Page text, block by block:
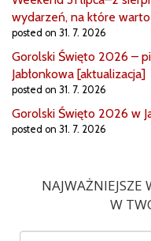
wydarzeń, na które
posted on 31. 7. 2026
Gorolski Święto 2026 –
Jabłonkowa [aktualizacja]
posted on 31. 7. 2026
Gorolski Święto 2026 w
posted on 31. 7. 2026
NAJWAŻNIEJSZE
W